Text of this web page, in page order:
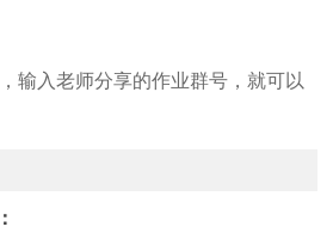
输入老师分享的作业群号，就可以